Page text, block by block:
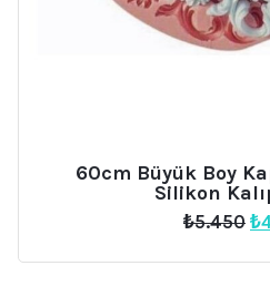
60cm Büyük Boy
Silikon
₺5.450 ₺